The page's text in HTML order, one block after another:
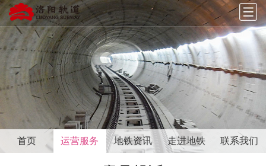
首页 运营服务 地铁资讯 走进地铁 联系我们